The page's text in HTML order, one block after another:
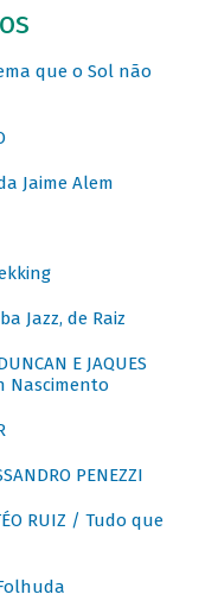
que o Sol não
Jaime Alem
Jazz, de Raiz
E JAQUES
Nascimento
PENEZZI
RUIZ / Tudo que